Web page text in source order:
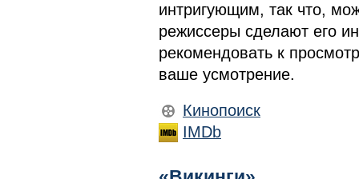
интригующим, так что,
режиссеры сделают его
рекомендовать к
ваше усмотрение.
Кинопоиск
IMDb